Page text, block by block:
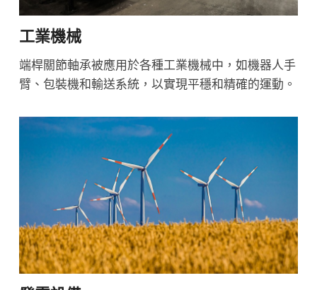
工業機械
端桿關節軸承被應用於各種工業機械中，如機器人手
臂、包裝機和輸送系統，以實現平穩和精確的運動。